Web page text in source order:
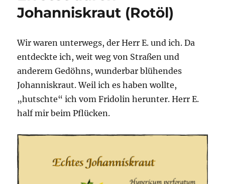
wertvolles
Heilmittel
Johanniskraut (Rotöl)
Wir waren unterwegs, der Herr E. und ich. Da
entdeckte ich, weit weg von Straßen und
anderem Gedöhns, wunderbar blühendes
Johanniskraut. Weil ich es haben wollte,
„hutschte“ ich vom Fridolin herunter. Herr E.
half mir beim Pflücken.